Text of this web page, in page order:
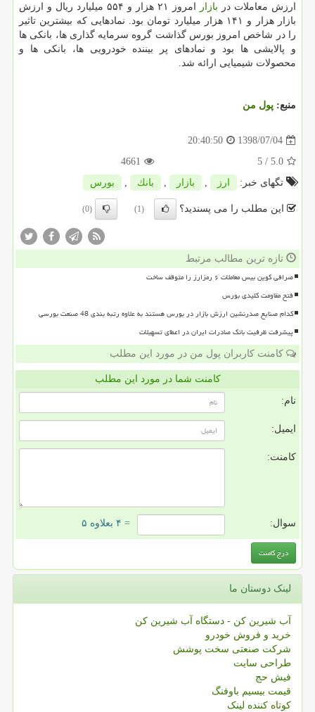
ارزش معاملات در بازار
امروز ۲۱ هزار و ۵۵۴ میلیارد ریال و ارزش
بازار هزار و ۱۴۱ هزار میلیارد تومان بود. نمادهایی كه بیشترین تاثیر
را در شاخص امروز بورس گذاشت گروه سرمایه گذاری ها، بانكی ها
و پالایشی ها بود و نمادهای پر بیننده خودرویی ها، بانكی ها و
محصولات شیمیایی ارائه شد.
منبع: پول من
1398/07/04
20:40:50
5.0
/ 5
4661
تگهای خبر:
ارز , بازار , بانك , بورس
این مطلب را می پسندید؟ (1)
(0)
تازه ترین مطالب مرتبط
صرافی کوین بیس معاملات ۶ رمزارز را متوقف ساخت
فتح مقاومت کلیدی بورس
کدام صنایع صدرنشین ارزش بازار در بورس هستند به علاوه رتبه بندی 48 صنعت بورسی
پیشرفت ظرفیت بانک صادرات ایران در اعطای تسهیلات
کامنت کاربران پول من در مورد این مطلب
کامنت شما در مورد این مطلب
نام:
ایمیل:
کامنت:
سوال: = ۴ بعلاوه ۵
لینک دوستان ما
آب شیرین کن - دستگاه آب شیرین کن
خرید و فروش خودرو
شرکت صنعتی سخت پوشش
طراحی سایت
فیش حج
قیمت بیسیم باوفنگ
کوتاه کننده لینک